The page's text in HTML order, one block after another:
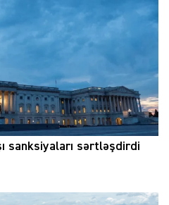
sanksiyaları sərtləşdirdi